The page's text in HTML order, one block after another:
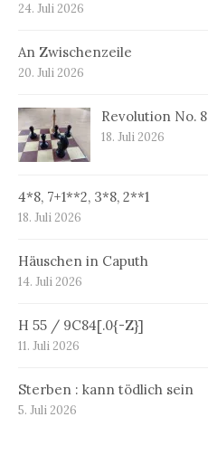
24. Juli 2026
An Zwischenzeile
20. Juli 2026
Revolution No. 8
18. Juli 2026
4*8, 7+1**2, 3*8, 2**1
18. Juli 2026
Häuschen in Caputh
14. Juli 2026
H 55 / 9C84[.0{-Z}]
11. Juli 2026
Sterben : kann tödlich sein
5. Juli 2026